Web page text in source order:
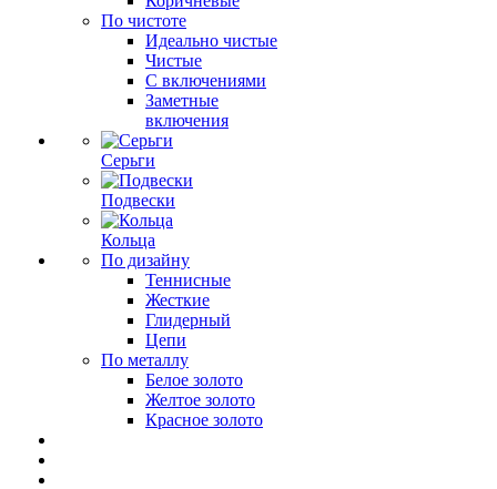
По чистоте
Идеально чистые
Чистые
С включениями
Заметные
включения
Серьги
Подвески
Кольца
По дизайну
Теннисные
Жесткие
Глидерный
Цепи
По металлу
Белое золото
Желтое золото
Красное золото